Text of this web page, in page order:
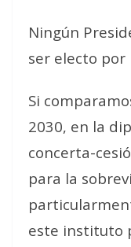
Ningún
ser electo por
Si
2030, en la
concerta-
para la
este instituto